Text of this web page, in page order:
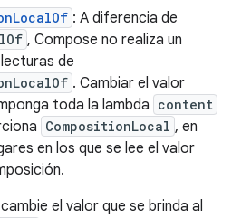
: A diferencia de
, Compose no realiza un
de
. Cambiar el valor
toda la lambda content
CompositionLocal , en
en los que se lee el valor
el valor que se brinda al